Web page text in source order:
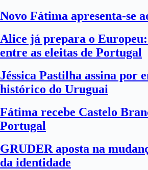
Novo Fátima apresenta-se
Alice já prepara o
entre as eleitas de Portugal
Jéssica Pastilha assina por
histórico do Uruguai
Fátima recebe Castelo
Portugal
GRUDER aposta na
da identidade